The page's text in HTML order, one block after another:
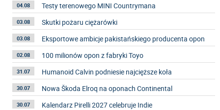
04.08 Testy terenowego MINI Countrymana
03.08 Skutki pożaru ciężarówki
03.08 Eksportowe ambicje pakistańskiego producenta opon
02.08 100 milionów opon z fabryki Toyo
31.07 Humanoid Calvin podniesie najcięższe koła
30.07 Nowa Škoda Elroq na oponach Continental
30.07 Kalendarz Pirelli 2027 celebruje Indie